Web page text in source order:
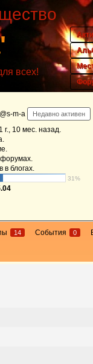
всех!
@s-m-a Недавно активен
г., 10 мес. назад.
в блогах.
31%
14 События 0